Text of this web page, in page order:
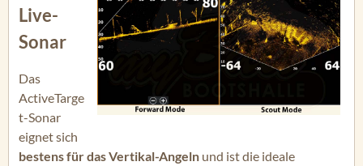
Live-
Sonar
Das
ActiveTarge
t-Sonar
eignet sich
bestens für das Vertikal-Angeln und ist die ideale